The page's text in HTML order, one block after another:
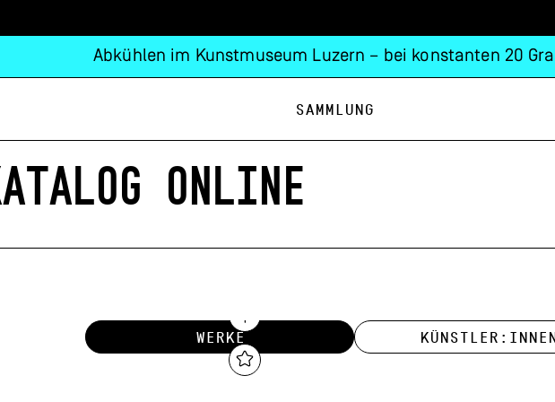
Abkühlen im Kunstmuseum Luzern – bei konstanten 20
Sammlung
ONLINE
WERKE